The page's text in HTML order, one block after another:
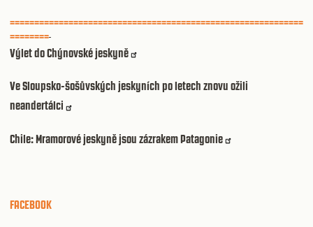
============================================================
========
Výlet do Chýnovské jeskyně
Ve Sloupsko-šošůvských jeskyních po letech znovu ožili
neandertálci
Chile: Mramorové jeskyně jsou zázrakem Patagonie
FACEBOOK